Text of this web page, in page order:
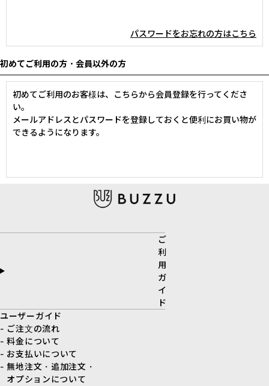
パスワードをお忘れの方はこちら
初めてご利用の方・会員以外の方
初めてご利用のお客様は、こちらから会員登録を行ってくださ
い。
メールアドレスとパスワードを登録しておくと便利にお買い物が
できるようになります。
ご
利
用
ガ
イ
ド
ユーザーガイド
- ご注文の流れ
- 料金について
- お支払いについて
- 無地注文・追加注文・
オプションについて